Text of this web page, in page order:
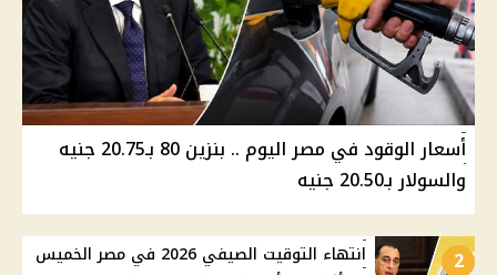
أسعار الوقود في مصر اليوم .. بنزين 80 بـ20.75 جنيه
والسولار بـ20.50 جنيه
2
انتهاء التوقيت الصيفي 2026 في مصر الخميس